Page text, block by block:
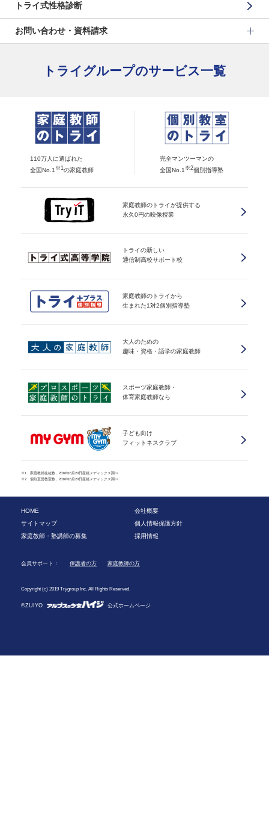
トライ式性格診断
お問い合わせ・資料請求
トライグループのサービス一覧
110万人に選ばれた
全国No.1 ※1 の家庭教師
完全マンツーマンの
全国No.1 ※2個別指導塾
家庭教師のトライが提供する
永久0円の映像授業
トライの新しい
通信制高校サポート校
家庭教師のトライから
生まれた1対2個別指導塾
大人のための
趣味・資格・語学の家庭教師
スポーツ家庭教師・
体育家庭教師なら
子ども向け
フィットネスクラブ
※1 家庭教師生徒数、2016年5月20日産經メディックス調べ
※2 個別直営教室数、2016年5月20日産經メディックス調べ
HOME
会社概要
サイトマップ
個人情報保護方針
家庭教師・塾講師の募集
採用情報
会員サポート： 保護者の方 家庭教師の方
Copyright (c) 2019 Trygroup Inc. All Rights Reserved.
©ZUIYO 公式ホームページ